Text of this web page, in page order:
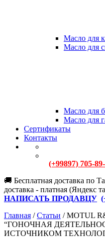
Масло для
Масло для
Масло для
Масло для
Сертификаты
Контакты
(+99897) 705-
🚚 Бесплатная доставка по
доставка - платная (Яндекс
НАПИСАТЬ ПРОДАВЦУ
Главная / Статьи / MOTUL
“ГОНОЧНАЯ
ИСТОЧНИКОМ